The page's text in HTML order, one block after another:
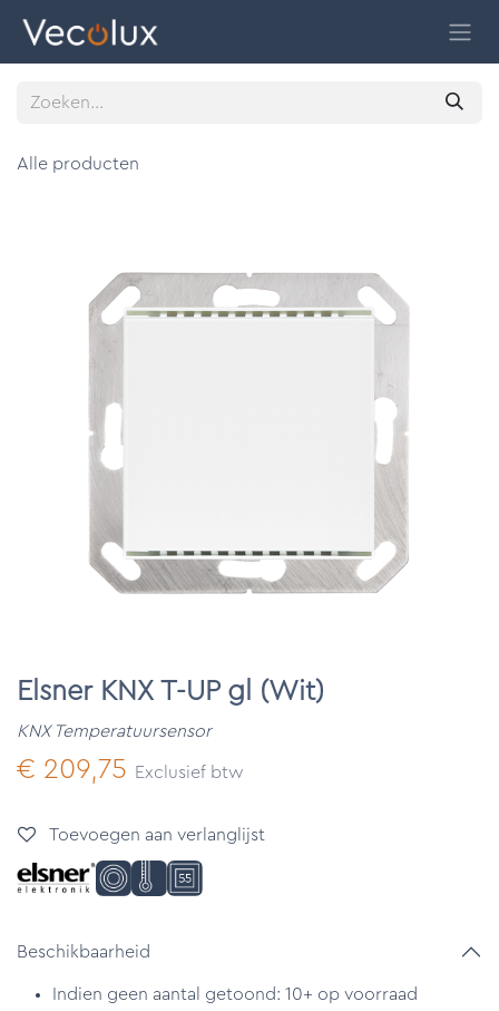
Alle producten
Elsner KNX T-UP gl (Wit)
KNX Temperatuursensor
€ 209,75 Exclusief btw
Toevoegen aan verlanglijst
Beschikbaarheid
Indien geen aantal getoond: 10+ op voorraad